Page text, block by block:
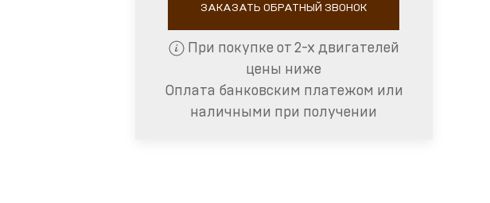
ЗАКАЗАТЬ ОБРАТНЫЙ ЗВОНОК
При покупке от 2-х двигателей
цены ниже
Оплата банковским платежом или
наличными при получении